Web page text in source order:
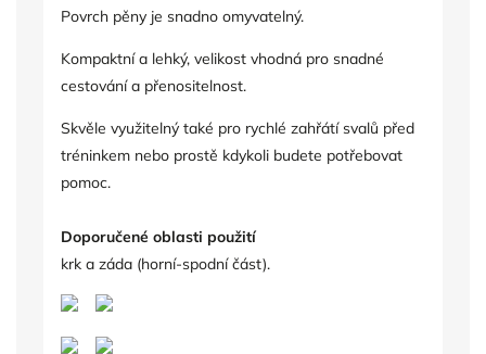
Povrch pěny je snadno omyvatelný.
Kompaktní a lehký, velikost vhodná pro snadné
cestování a přenositelnost.
Skvěle využitelný také pro rychlé zahřátí svalů před
tréninkem nebo prostě kdykoli budete potřebovat
pomoc.
Doporučené oblasti použití
krk a záda (horní-spodní část).